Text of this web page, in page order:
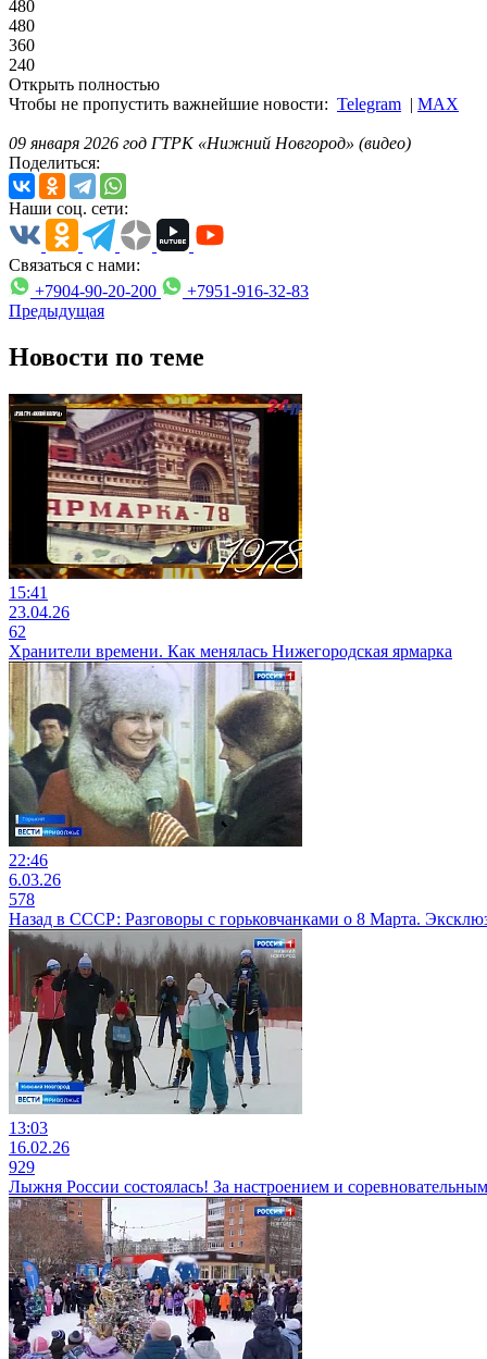
480
480
360
240
Открыть полностью
Чтобы не пропустить важнейшие новости: Telegram | MAX
09 января 2026 год ГТРК «Нижний Новгород» (видео)
Поделиться:
Наши соц. сети:
Связаться с нами:
+7904-90-20-200
+7951-916-32-83
Предыдущая
Новости по теме
15:41
23.04.26
62
Хранители времени. Как менялась Нижегородская ярмарка
22:46
6.03.26
578
Назад в СССР: Разговоры с горьковчанками о 8 Марта.
13:03
16.02.26
929
Лыжня России состоялась! За настроением и